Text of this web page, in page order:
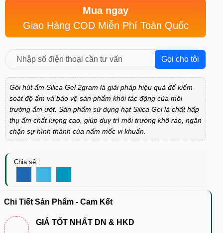
Mua ngay
Giao Hàng COD Miễn Phí Toàn Quốc
Gọi cho tôi
Gói hút ẩm Silica Gel 2gram là giải pháp hiệu quả để kiểm
soát độ ẩm và bảo vệ sản phẩm khỏi tác động của môi
trường ẩm ướt. Sản phẩm sử dụng hạt Silica Gel là chất hấp
thụ ẩm chất lượng cao, giúp duy trì môi trường khô ráo, ngăn
chặn sự hình thành của nấm mốc vi khuẩn.
Chia sẻ:
Chi Tiết Sản Phẩm - Cam Kết
GIÁ TỐT NHẤT DN & HKD